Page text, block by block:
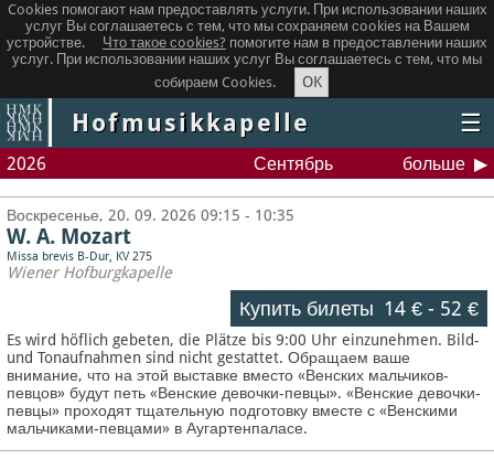
Cookies помогают нам предоставлять услуги. При использовании наших
услуг Вы соглашаетесь с тем, что мы сохраняем сookies на Вашем
устройстве.
Что такое сookies? помогите нам в предоставлении наших
услуг. При использовании наших услуг Вы соглашаетесь с тем, что мы
собираем Cookies.
OK
Hofmusikkapelle ☰
2026 Сентябрь больше
Воскресенье, 20. 09. 2026 09:15 - 10:35
W. A. Mozart
Missa brevis B-Dur, KV 275
Wiener Hofburgkapelle
Купить билеты 14 €- 52 €
Es wird höflich gebeten, die Plätze bis 9:00 Uhr einzunehmen. Bild-
und Tonaufnahmen sind nicht gestattet.Обращаем ваше
внимание, что на этой выставке вместо «Венских мальчиков-
певцов» будут петь «Венские девочки-певцы». «Венские девочки-
певцы» проходят тщательную подготовку вместе с «Венскими
мальчиками-певцами» в Аугартенпаласе.